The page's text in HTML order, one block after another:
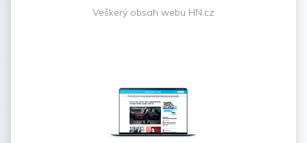
Veškerý obsah webu HN.cz